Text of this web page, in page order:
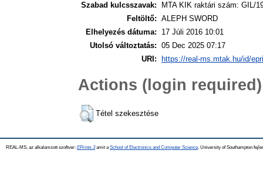
Szabad kulcsszavak:
MTA KIK raktári szám: GIL/
Feltöltő: ALEPH SWORD
Elhelyezés dátuma:
17 Júli 2016 10:01
Utolsó változtatás: 05 Dec 2025 07:17
URI:
https://real-ms.mtak.hu/id/
Actions (login required)
Tétel szekesztése
REAL-MS, az alkalamzott szoftver: EPrints 3amit a School of Electronics and Computer Science , University of Southampton